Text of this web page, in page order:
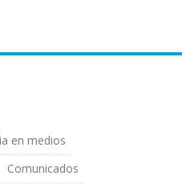
en medios
Comunicados